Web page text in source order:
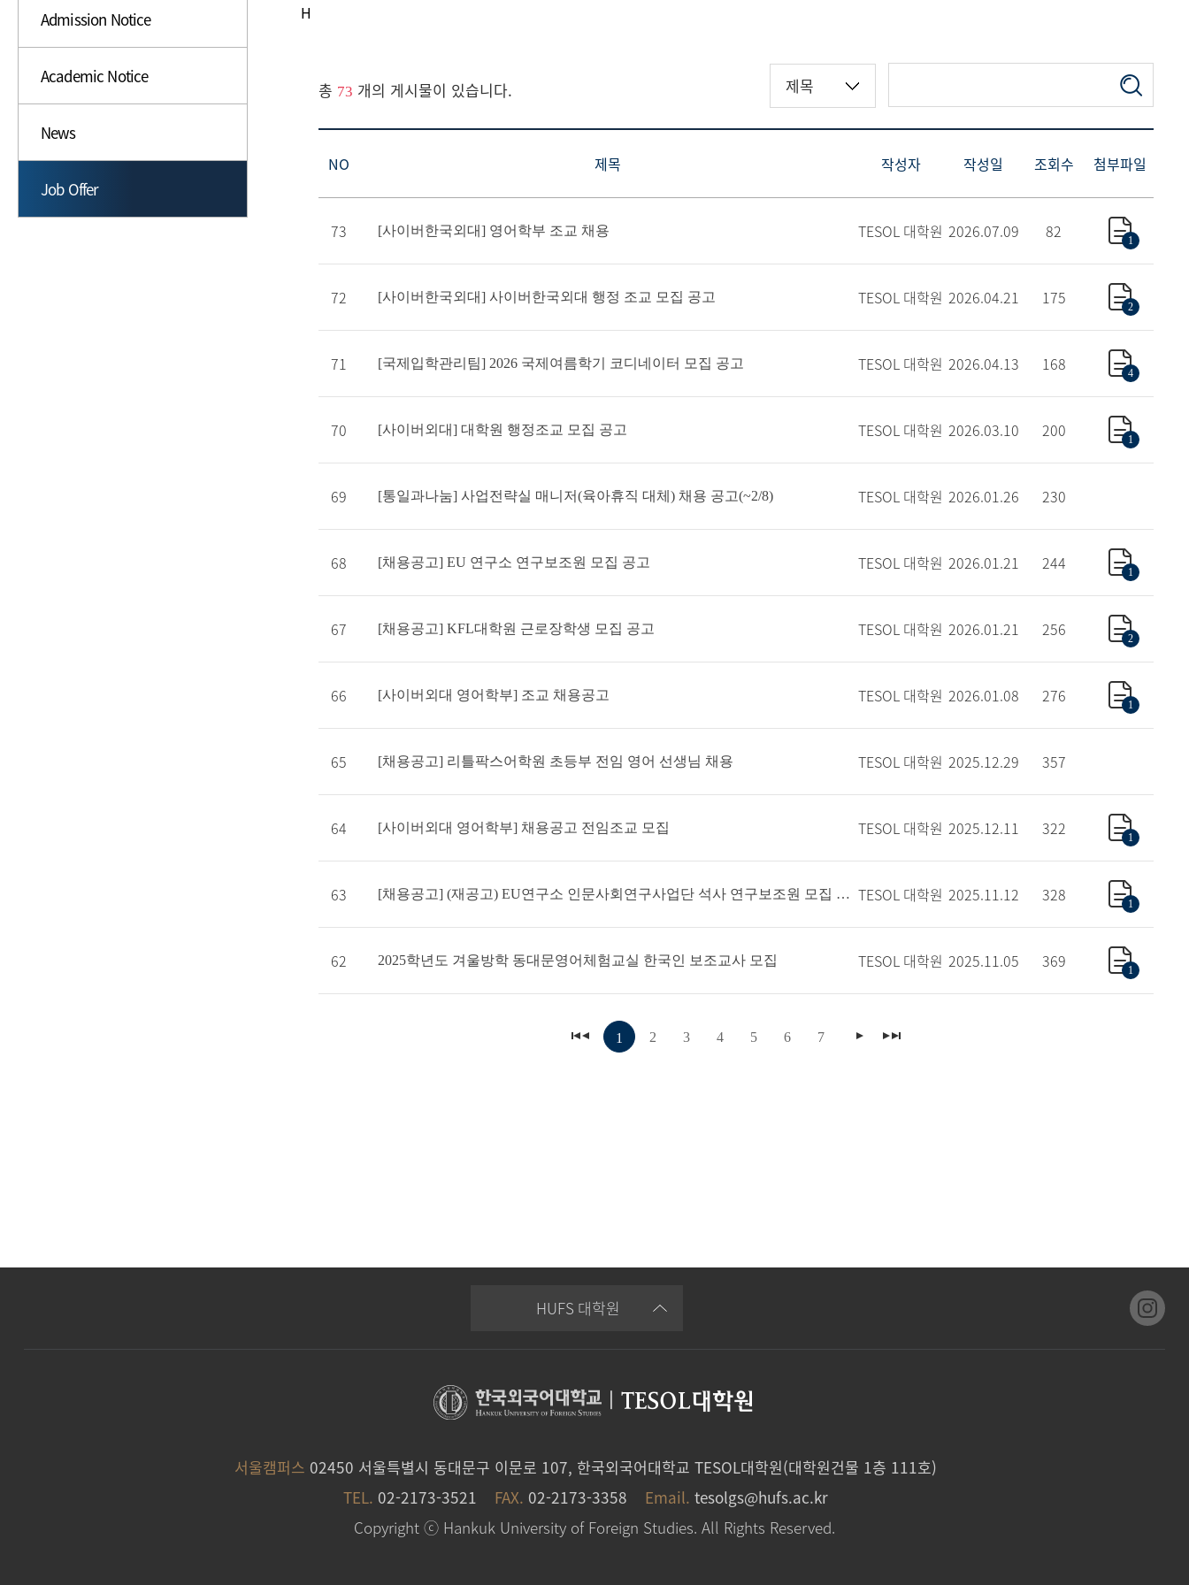
Admission Notice
Academic Notice
News
Job Offer
H
메뉴추가
총 73 개의 게시물이 있습니다.
NO 제목 작성자 작성일 조회수 첨부파일
73 [사이버한국외대] 영어학부 조교 채용 TESOL 대학원 2026.07.09 82 1
72 [사이버한국외대] 사이버한국외대 행정 조교 모집 공고 TESOL 대학원 2026.04.21 175 2
71 [국제입학관리팀] 2026 국제여름학기 코디네이터 모집 공고 TESOL 대학원 2026.04.13 168 4
70 [사이버외대] 대학원 행정조교 모집 공고 TESOL 대학원 2026.03.10 200 1
69 [통일과나눔] 사업전략실 매니저(육아휴직 대체) 채용 공고(~2/8) TESOL 대학원 2026.01.26 230
68 [채용공고] EU 연구소 연구보조원 모집 공고 TESOL 대학원 2026.01.21 244 1
67 [채용공고] KFL대학원 근로장학생 모집 공고 TESOL 대학원 2026.01.21 256 2
66 [사이버외대 영어학부] 조교 채용공고 TESOL 대학원 2026.01.08 276 1
65 [채용공고] 리틀팍스어학원 초등부 전임 영어 선생님 채용 TESOL 대학원 2025.12.29 357
64 [사이버외대 영어학부] 채용공고 전임조교 모집 TESOL 대학원 2025.12.11 322 1
63 [채용공고] (재공고) EU연구소 인문사회연구사업단 석사 연구보조원 모집 공고 TESOL 대학원 2025.11.12 328 1
62 2025학년도 겨울방학 동대문영어체험교실 한국인 보조교사 모집 TESOL 대학원 2025.11.05 369 1
1 2 3 4 5 6 7
HUFS 대학원
|TESOL대학원
서울캠퍼스 02450 서울특별시 동대문구 이문로 107, 한국외국어대학교 TESOL대학원(대학원건물 1층 111호)
TEL. 02-2173-3521 FAX. 02-2173-3358 Email. tesolgs@hufs.ac.kr
Copyright ⓒ Hankuk University of Foreign Studies. All Rights Reserved.